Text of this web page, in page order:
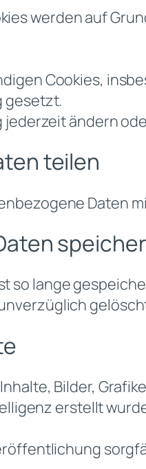
werden auf
Cookies,
gesetzt.
jederzeit ändern
teilen
Daten
so lange
Bilder,
erstellt